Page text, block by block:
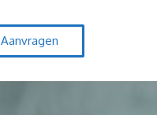
Aanvragen